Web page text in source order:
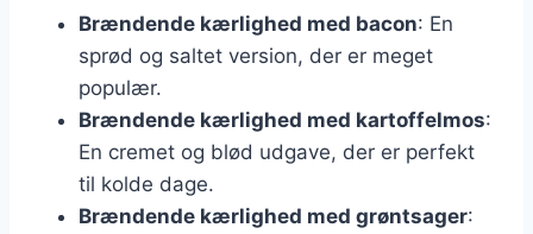
Brændende kærlighed med bacon: En
sprød og saltet version, der er meget
populær.
Brændende kærlighed med kartoffelmos:
En cremet og blød udgave, der er perfekt
til kolde dage.
Brændende kærlighed med grøntsager: